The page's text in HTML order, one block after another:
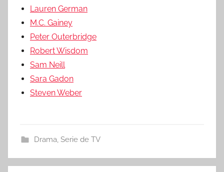
Lauren German
M.C. Gainey
Peter Outerbridge
Robert Wisdom
Sam Neill
Sara Gadon
Steven Weber
Drama, Serie de TV